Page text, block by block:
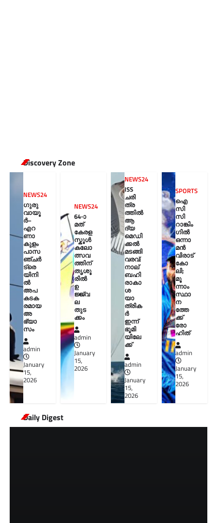
Discovery Zone
NEWS24
ഗുരു
വായൂ
ർ–
എറ
ണാ
കുളം
പാസ
ഞ്ചർ
ട്രെ
യിനി
ൽ
അപ
കടക
രമായ
അ
ഭ്യാ
സം
admin
January
15,
2026
NEWS24
64-ാ
മത്
കേരള
സ്കൂൾ
കലോ
ത്സവ
ത്തിന്
തൃശൂ
രിൽ
ഉ
ജ്ജ്വ
ല
തുട
ക്കം
admin
January
15,
2026
NEWS24
ISS
ചരി
ത്ര
ത്തിൽ
ആ
ദ്യ
മെഡി
ക്കൽ
മടങ്ങി
വരവ്:
നാല്
ബഹി
രാകാ
ശ
യാ
ത്രിക
ർ
ഇന്ന്
ഭൂമി
യിലേ
ക്ക്
admin
January
15,
2026
SPORTS
ഐ
സി
സി
റാങ്കിം
ഗിൽ
ഒന്നാ
മൻ
വിരാട്
കോ
ലി;
മൂ
ന്നാം
സ്ഥാ
ന
ത്തേ
ക്ക്
രോ
ഹിത്
admin
January
15,
2026
Daily Digest